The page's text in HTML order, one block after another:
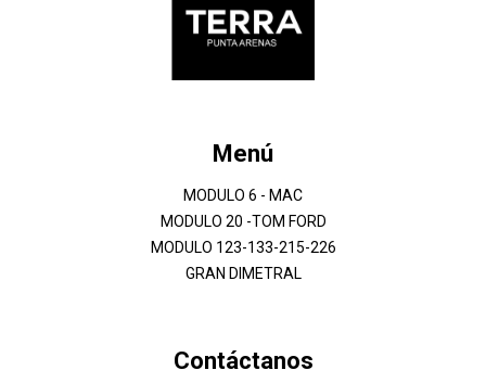
Menú
MODULO 6 - MAC
MODULO 20 -TOM FORD
MODULO 123-133-215-226
GRAN DIMETRAL
Contáctanos